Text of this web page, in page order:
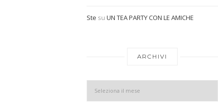
Ste su UN TEA PARTY CON LE AMICHE
ARCHIVI